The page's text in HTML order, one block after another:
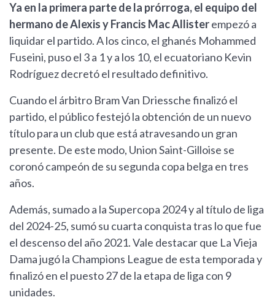
Ya en la primera parte de la prórroga, el equipo del
hermano de Alexis y Francis Mac Allisterempezó a
liquidar el partido. A los cinco, el ghanés Mohammed
Fuseini, puso el 3 a 1 y a los 10, el ecuatoriano Kevin
Rodríguez decretó el resultado definitivo.
Cuando el árbitro Bram Van Driessche finalizó el
partido, el público festejó la obtención de un nuevo
título para un club que está atravesando un gran
presente. De este modo, Union Saint-Gilloise se
coronó campeón de su segunda copa belga en tres
años.
Además, sumado a la Supercopa 2024 y al título de liga
del 2024-25, sumó su cuarta conquista tras lo que fue
el descenso del año 2021. Vale destacar que La Vieja
Dama jugó la Champions League de esta temporada y
finalizó en el puesto 27 de la etapa de liga con 9
unidades.